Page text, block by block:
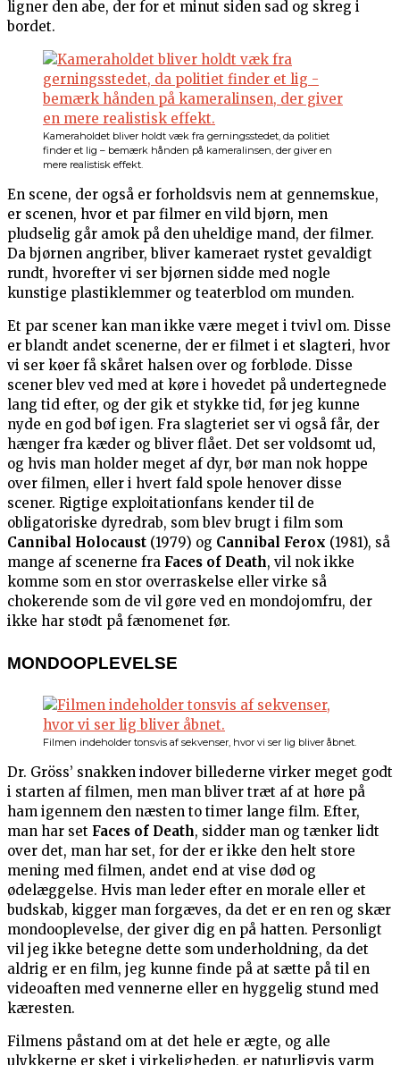
ligner den abe, der for et minut siden sad og skreg i
bordet.
Kameraholdet bliver holdt væk fra gerningsstedet, da politiet
finder et lig – bemærk hånden på kameralinsen, der giver en
mere realistisk effekt.
En scene, der også er forholdsvis nem at gennemskue,
er scenen, hvor et par filmer en vild bjørn, men
pludselig går amok på den uheldige mand, der filmer.
Da bjørnen angriber, bliver kameraet rystet gevaldigt
rundt, hvorefter vi ser bjørnen sidde med nogle
kunstige plastiklemmer og teaterblod om munden.
Et par scener kan man ikke være meget i tvivl om. Disse
er blandt andet scenerne, der er filmet i et slagteri, hvor
vi ser køer få skåret halsen over og forbløde. Disse
scener blev ved med at køre i hovedet på undertegnede
lang tid efter, og der gik et stykke tid, før jeg kunne
nyde en god bøf igen. Fra slagteriet ser vi også får, der
hænger fra kæder og bliver flået. Det ser voldsomt ud,
og hvis man holder meget af dyr, bør man nok hoppe
over filmen, eller i hvert fald spole henover disse
scener. Rigtige exploitationfans kender til de
obligatoriske dyredrab, som blev brugt i film som
Cannibal Holocaust (1979) og Cannibal Ferox (1981), så
mange af scenerne fra Faces of Death, vil nok ikke
komme som en stor overraskelse eller virke så
chokerende som de vil gøre ved en mondojomfru, der
ikke har stødt på fænomenet før.
MONDOOPLEVELSE
Filmen indeholder tonsvis af sekvenser, hvor vi ser lig bliver åbnet.
Dr. Gröss’ snakken indover billederne virker meget godt
i starten af filmen, men man bliver træt af at høre på
ham igennem den næsten to timer lange film. Efter,
man har set Faces of Death, sidder man og tænker lidt
over det, man har set, for der er ikke den helt store
mening med filmen, andet end at vise død og
ødelæggelse. Hvis man leder efter en morale eller et
budskab, kigger man forgæves, da det er en ren og skær
mondooplevelse, der giver dig en på hatten. Personligt
vil jeg ikke betegne dette som underholdning, da det
aldrig er en film, jeg kunne finde på at sætte på til en
videoaften med vennerne eller en hyggelig stund med
kæresten.
Filmens påstand om at det hele er ægte, og alle
ulykkerne er sket i virkeligheden, er naturligvis varm